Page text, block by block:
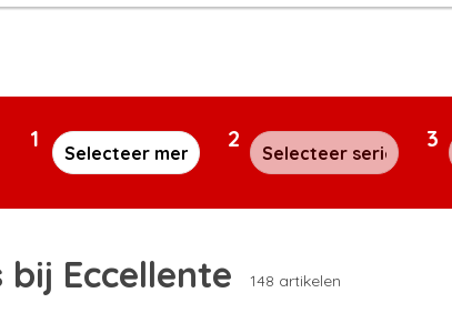
1 2 3
Eccellente 148 artikelen